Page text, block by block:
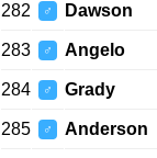
282 ♂ Dawson
283 ♂ Angelo
284 ♂ Grady
285 ♂ Anderson